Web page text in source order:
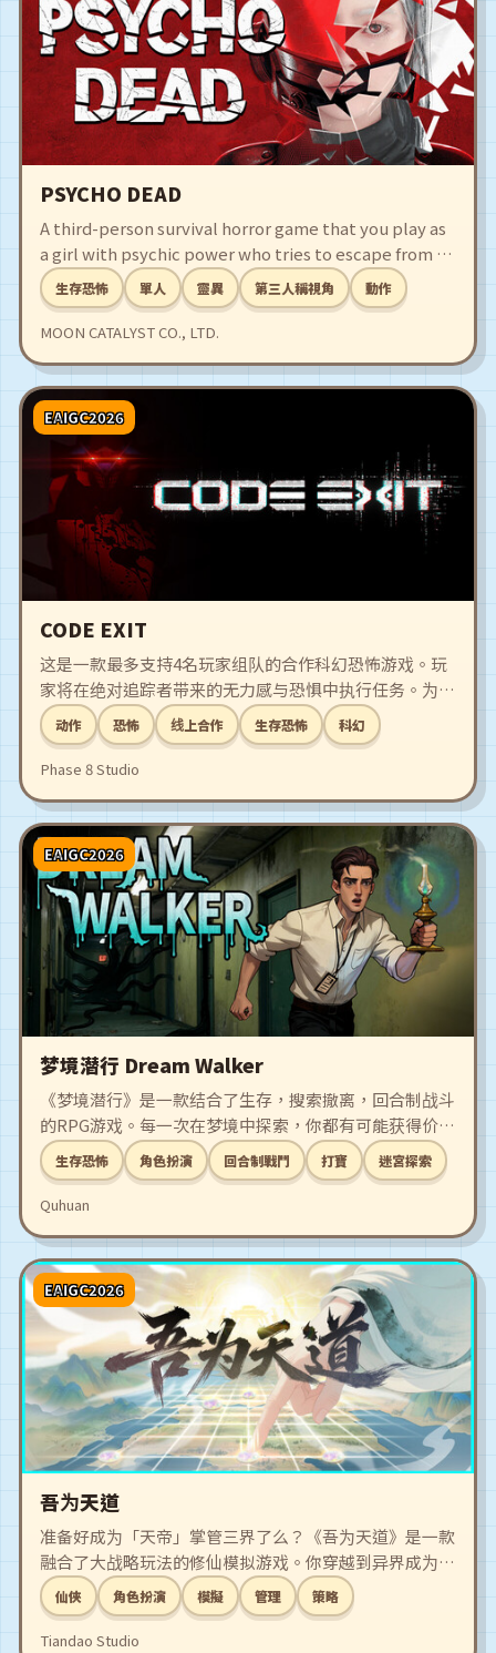
PSYCHO DEAD
A third-person survival horror game that you play as
a girl with psychic power who tries to escape from a
secret lab and is pursued by deadly stalkers.
生存恐怖 單人 靈異 第三人稱視角 動作
MOON CATALYST CO., LTD.
EAIGC2026
CODE EXIT
这是一款最多支持4名玩家组队的合作科幻恐怖游戏。玩
家将在绝对追踪者带来的无力感与恐惧中执行任务。为了
揭开人工智能密涅瓦暴走的真相，请深入陷入黑暗的设
施，完成既定任务并死里逃生。
动作 恐怖 线上合作 生存恐怖 科幻
Phase 8 Studio
EAIGC2026
梦境潜行 Dream Walker
《梦境潜行》是一款结合了生存，搜索撤离，回合制战斗
的RPG游戏。每一次在梦境中探索，你都有可能获得价值
不菲的宝藏，当然也可能失去一切。随着梦境深入，你将
逐渐揭开一个古老而恐怖的秘密...
生存恐怖 角色扮演 回合制戰鬥 打寶 迷宮探索
Quhuan
EAIGC2026
吾为天道
准备好成为「天帝」掌管三界了么？《吾为天道》是一款
融合了大战略玩法的修仙模拟游戏。你穿越到异界成为天
帝，却无半分修为傍身，是守着空名还是以力证道？维稳
三界秩序打造安身之地，在复杂的仙庭博弈中步步为营，
邂逅修仙路上的红颜道侣，更要借天帝权柄裁决众生。
仙俠 角色扮演 模擬 管理 策略
Tiandao Studio